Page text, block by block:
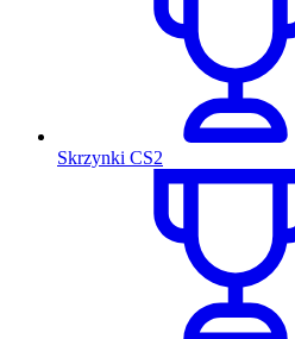
Skrzynki CS2